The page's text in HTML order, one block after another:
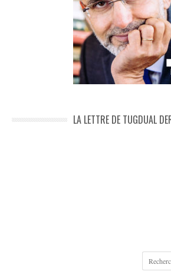
LA LETTRE DE TUGDUAL
Recherche